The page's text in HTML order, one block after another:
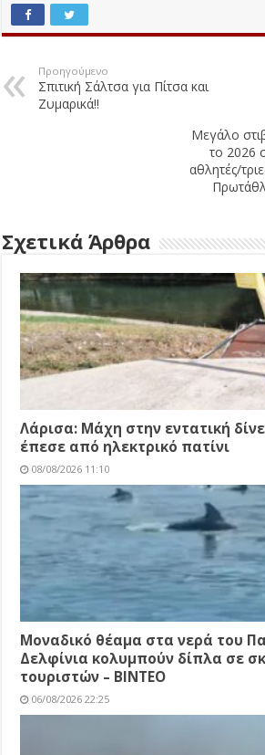
Προηγούμενο
Σπιτική Σάλτσα για Πίτσα και
Ζυμαρικά!!
Μεγάλο
το 2026
αθλητές/
Σχετικά Άρθρα
Λάρισα: Μάχη στην εντατική
έπεσε από ηλεκτρικό πατίνι
08/08/2026 11:10
Μοναδικό θέαμα στα νερά του
Δελφίνια κολυμπούν δίπλα σε
τουριστών – ΒΙΝΤΕΟ
06/08/2026 22:25